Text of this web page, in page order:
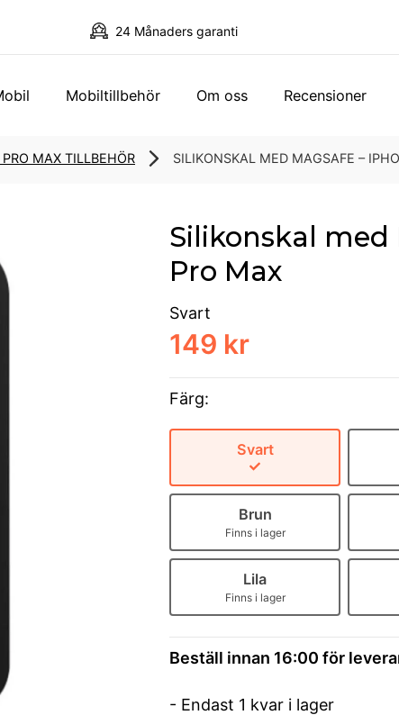
24 Månaders garanti
Mobiltillbehör Om oss Recensioner
MAX TILLBEHÖR SILIKONSKAL MED MAGSAFE –
Silikonskal med
Pro Max
Svart
149 kr
Färg:
Svart
Brun
Finns i lager
Lila
Finns i lager
Beställ innan 16:00 för
- Endast 1 kvar i lager